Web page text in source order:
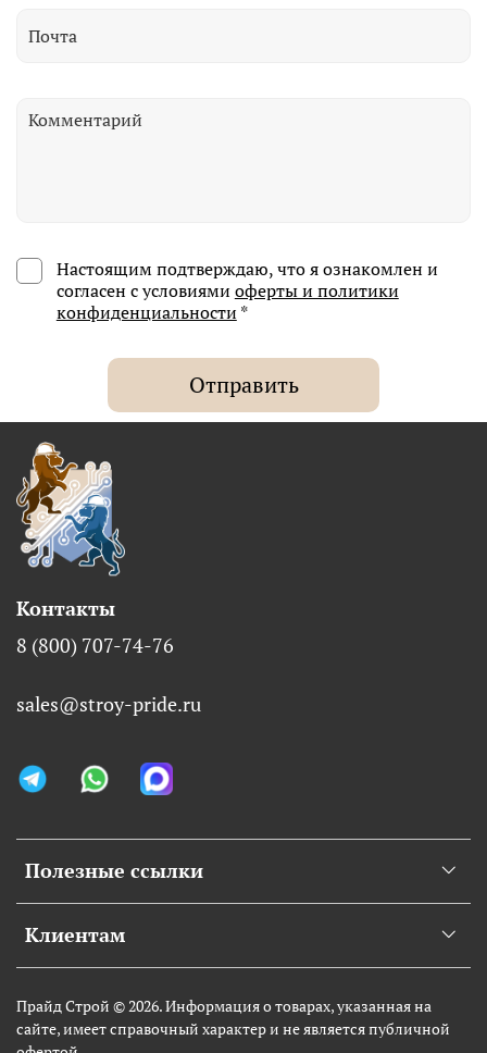
Настоящим подтверждаю, что я ознакомлен и
согласен с условиями оферты и политики
конфиденциальности *
Отправить
Полезные ссылки
Клиентам
Контакты
8 (800) 707-74-76
sales@stroy-pride.ru
Прайд Строй © 2026. Информация о товарах, указанная на
сайте, имеет справочный характер и не является публичной